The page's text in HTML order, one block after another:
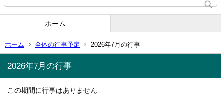
ホーム
ホーム 全体の行事予定 2026年7月の行事
2026年7月の行事
この期間に行事はありません